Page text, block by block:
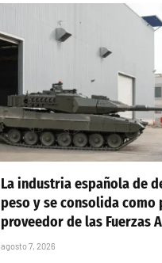
La industria española de
peso y se consolida
proveedor de las Fuerzas
agosto 7, 2026